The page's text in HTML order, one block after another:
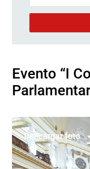
Evento “I
Descargar foto